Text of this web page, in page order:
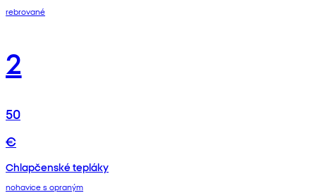
rebrované
2
50
€
Chlapčenské tepláky
nohavice s opraným